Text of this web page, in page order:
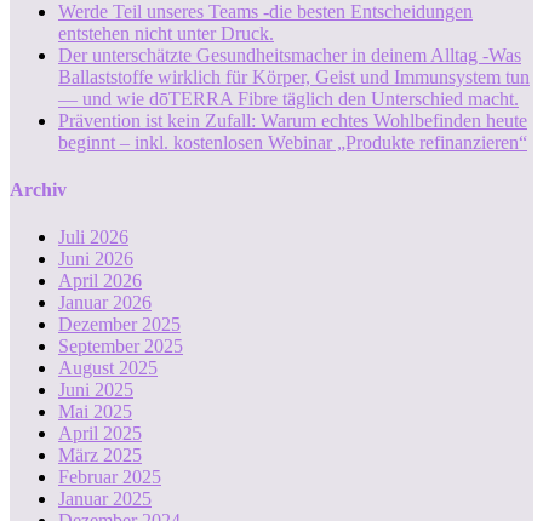
Werde Teil unseres Teams -die besten Entscheidungen
entstehen nicht unter Druck.
Der unterschätzte Gesundheitsmacher in deinem Alltag -Was
Ballaststoffe wirklich für Körper, Geist und Immunsystem tun
— und wie dōTERRA Fibre täglich den Unterschied macht.
Prävention ist kein Zufall: Warum echtes Wohlbefinden heute
beginnt – inkl. kostenlosen Webinar „Produkte refinanzieren“
Archiv
Juli 2026
Juni 2026
April 2026
Januar 2026
Dezember 2025
September 2025
August 2025
Juni 2025
Mai 2025
April 2025
März 2025
Februar 2025
Januar 2025